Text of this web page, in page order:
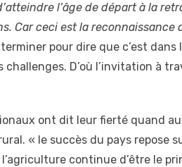
l’âge de départ à la
Car ceci est la reconnaissance
pour dire que c’est dans
D’où l’invitation à
ont dit leur fierté quand
« le succès du pays repose
continue d’être le